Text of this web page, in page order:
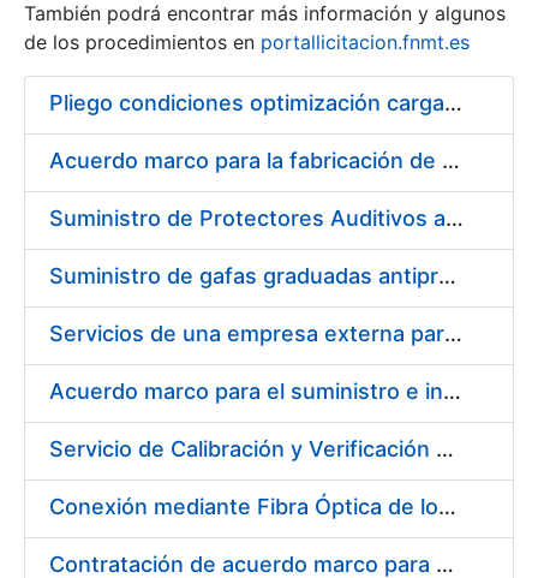
Mostra/Amaga
También podrá encontrar más información y algunos
de los procedimientos en portallicitacion.fnmt.es
Pliego condiciones optimización cargas compras firmado
Acuerdo marco para la fabricación de piezas
Suministro de Protectores Auditivos a medida para las personas trabajadoras de los Centros de Trabajo de Madrid y Burgos
Suministro de gafas graduadas antiproyecciones para los trabajadores de la FNMT-RCM en los centros de trabajo de Madrid y Burgos
Servicios de una empresa externa para el asesoramiento y resolución de los recursos de alzada que se presentan relacionados con procesos de selección para la FNMT-RCM
Acuerdo marco para el suministro e instalación de persianas, estores y otros complementos
Servicio de Calibración y Verificación Externa de los Equipos de Medición del Servicio de Prevención de la FNMT-RCM
Conexión mediante Fibra Óptica de los Centros de Proceso de Datos (CPDs) de las sedes de la FNMT-RCM de Burgos y Madrid
Contratación de acuerdo marco para el Suministro de Material de Electricidad para la Fábrica Nacional de Moneda y Timbre-Real Casa de la Moneda en su centro de trabajo de Burgos